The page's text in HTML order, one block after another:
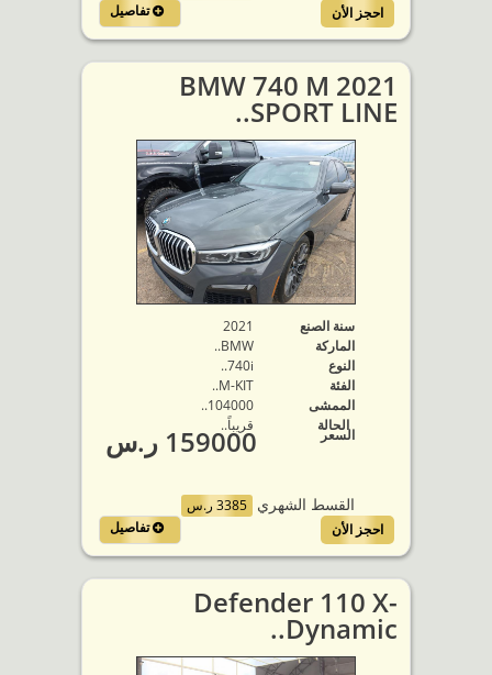
تفاصيل
احجز الأن
2021 BMW 740 M
SPORT LINE..
سنة الصنع
2021
الماركة
BMW..
النوع
740i..
الفئة
M-KIT..
الممشى
104000..
الحالة
قريباً..
السعر 159000 ر.س
القسط الشهري 3385 ر.س
تفاصيل
احجز الأن
Defender 110 X-
Dynamic..